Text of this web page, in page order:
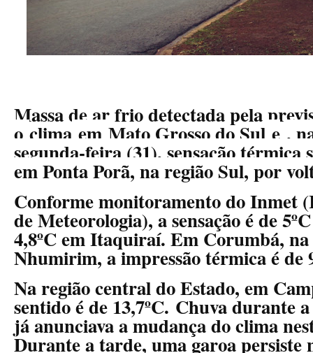
Massa de ar frio detectada pela
o clima em Mato Grosso do Sul e ,
segunda-feira (31), sensação térmica
em Ponta Porã, na região Sul, por
Conforme monitoramento do Inmet
de Meteorologia), a sensação é de
4,8ºC em Itaquiraí. Em Corumbá,
Nhumirim, a impressão térmica é de
Na região central do Estado, em
sentido é de 13,7ºC. Chuva durante
já anunciava a mudança do clima
Durante a tarde, uma garoa persiste